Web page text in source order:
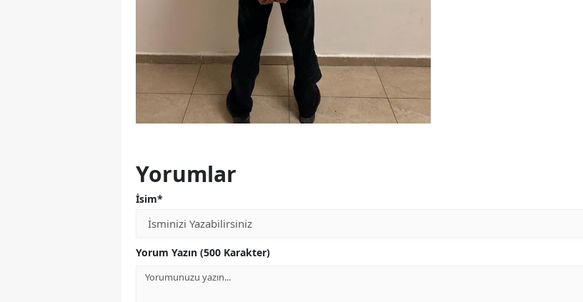
Yorumlar
İsim*
Yorum Yazın (500 Karakter)